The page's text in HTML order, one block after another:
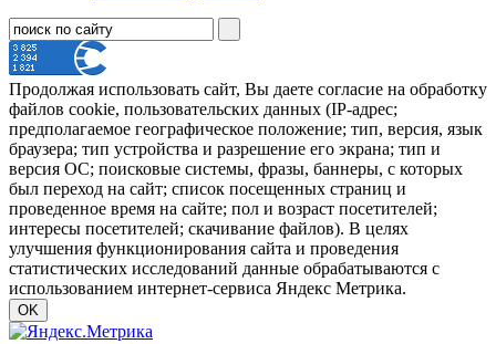
Продолжая использовать сайт, Вы даете согласие на обработку
файлов cookie, пользовательских данных (IP-адрес;
предполагаемое географическое положение; тип, версия, язык
браузера; тип устройства и разрешение его экрана; тип и
версия ОС; поисковые системы, фразы, баннеры, с которых
был переход на сайт; список посещенных страниц и
проведенное время на сайте; пол и возраст посетителей;
интересы посетителей; скачивание файлов). В целях
улучшения функционирования сайта и проведения
статистических исследований данные обрабатываются с
использованием интернет-сервиса Яндекс Метрика.
OK